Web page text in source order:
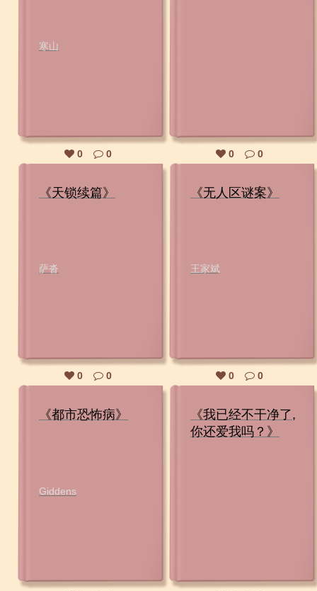
寒山
0 0 0 0
《天锁续篇》
萨沓
0 0
《无人区谜案》
王家斌
0 0
《都市恐怖病》
Giddens
《我已经不干净了,
你还爱我吗？》